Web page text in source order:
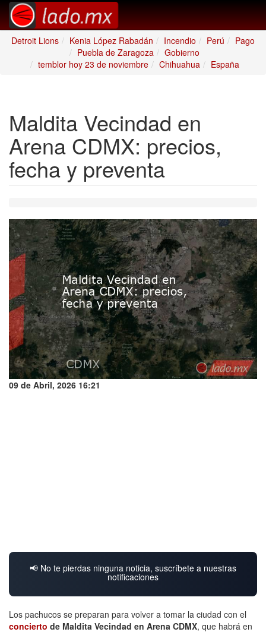
Detroit Lions Kenia López Rabadán Incendio Perú
Pago
Puebla de Zaragoza
Gobierno
temblor hoy 23 de noviembre
Chihuahua España
Maldita Vecindad en
Arena CDMX: precios,
fecha y preventa
09 de Abril, 2026 16:21
📢 No te pierdas ninguna noticia, suscríbete a nuestras
notificaciones
Los pachucos se preparan para volver a tomar la ciudad con el
concierto de Maldita Vecindad en Arena CDMX, que habrá en